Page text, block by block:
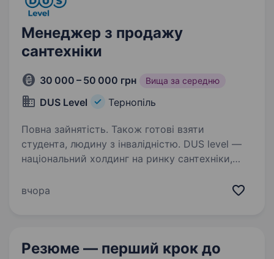
Менеджер з продажу
сантехніки
30 000 – 50 000 грн Вища за середню
DUS Level Тернопіль
Повна зайнятість. Також готові взяти
студента, людину з інвалідністю. DUS level —
національний холдинг на ринку сантехніки,
Маємо декілька напрямків роботи, одним із
вчора
Резюме — перший крок до